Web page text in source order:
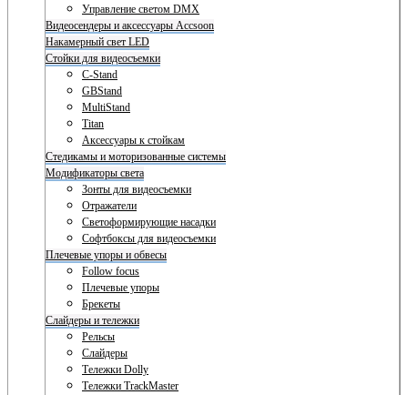
Управление светом DMX
Видеосендеры и аксессуары Accsoon
Накамерный свет LED
Стойки для видеосъемки
C-Stand
GBStand
MultiStand
Titan
Аксессуары к стойкам
Стедикамы и моторизованные системы
Модификаторы света
Зонты для видеосъемки
Отражатели
Светоформирующие насадки
Софтбоксы для видеосъемки
Плечевые упоры и обвесы
Follow focus
Плечевые упоры
Брекеты
Слайдеры и тележки
Рельсы
Слайдеры
Тележки Dolly
Тележки TrackMaster